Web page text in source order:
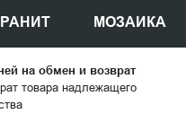
МОЗАИКА
на обмен и возврат
товара надлежащего